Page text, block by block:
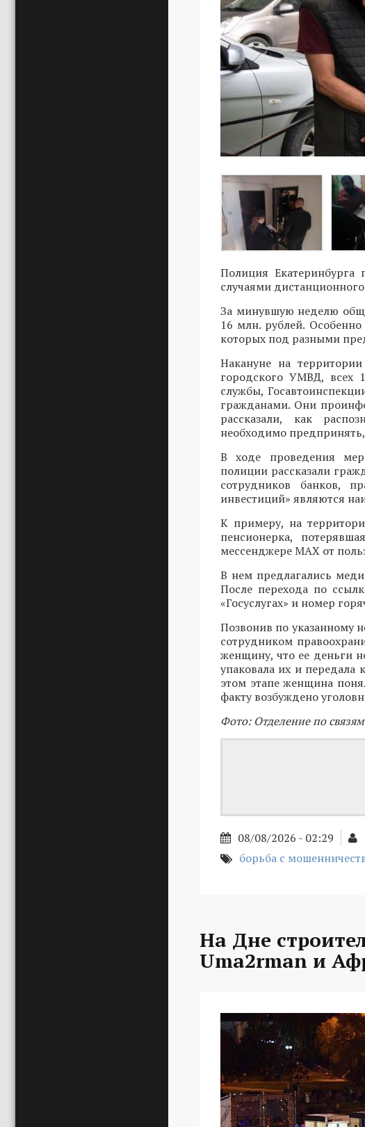
Полиция Екатеринбурга
случаями
За минувшую неделю
16 млн. рублей.
которых под разными
Накануне на
городского УМВД, всех
службы,
гражданами. Они
рассказали, как
необходимо
В ходе проведения
полиции рассказали
сотрудников банков,
инвестиций» являются
К примеру, на
пенсионерка,
мессенджере MAX от
В нем предлагались
После перехода по
«Госуслугах» и номер
Позвонив по указанному
сотрудником
женщину, что ее деньги
упаковала их и
этом этапе женщина
факту возбуждено
Фото: Отделение по
08/08/2026 - 02:29
борьба с
На Дне
Uma2rman и